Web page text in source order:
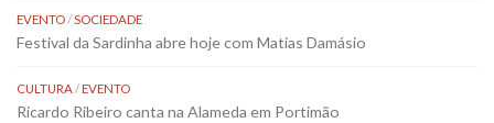
EVENTO/SOCIEDADE
Festival da Sardinha abre hoje com Matias Damásio
CULTURA/EVENTO
Ricardo Ribeiro canta na Alameda em Portimão